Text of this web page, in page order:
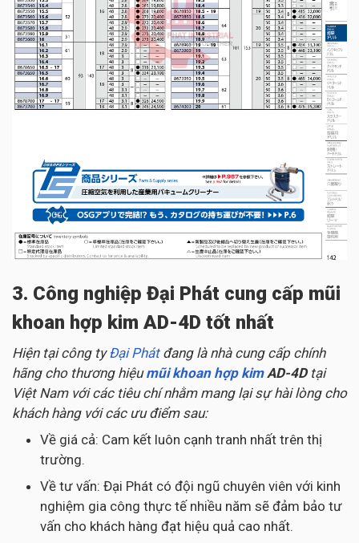
3. Công nghiệp Đại Phát cung cấp mũi
khoan hợp kim AD-4D tốt nhất
Hiện tại công tyĐại Phátđang là nhà cung cấp chính
hãng cho thương hiệu mũi khoan hợp kimAD-4D tại
Việt Nam với các tiêu chí nhằm mang lại sự hài lòng cho
khách hàng với các ưu điểm sau:
Về giá cả: Cam kết luôn cạnh tranh nhất trên thị
trường.
Về tư vấn: Đại Phát có đội ngũ chuyên viên với kinh
nghiệm gia công thực tế nhiều năm sẽ đảm bảo tư
vấn cho khách hàng đạt hiệu quả cao nhất.